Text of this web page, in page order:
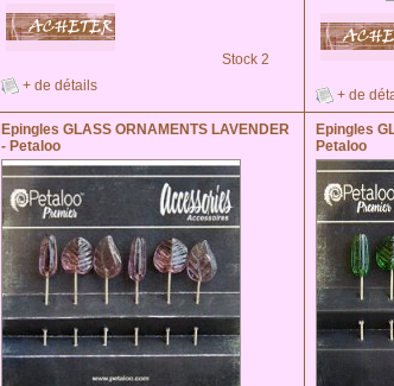
Stock 2
+ de détails
+ de
Epingles GLASS ORNAMENTS LAVENDER
- Petaloo
Epingles
Petaloo